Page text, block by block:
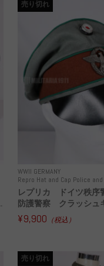
WWII GERMANY
Repro Hat and Cap Police
売り切れ
レプリカ ドイツ秩
防護警察 クラッシュ
¥9,900 （税込）
売り切れ